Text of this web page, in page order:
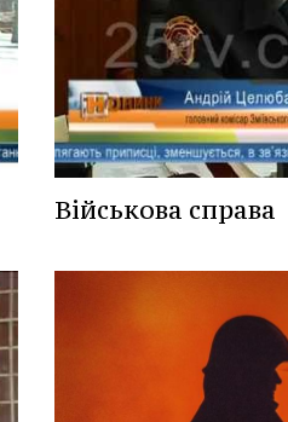
Військова справа